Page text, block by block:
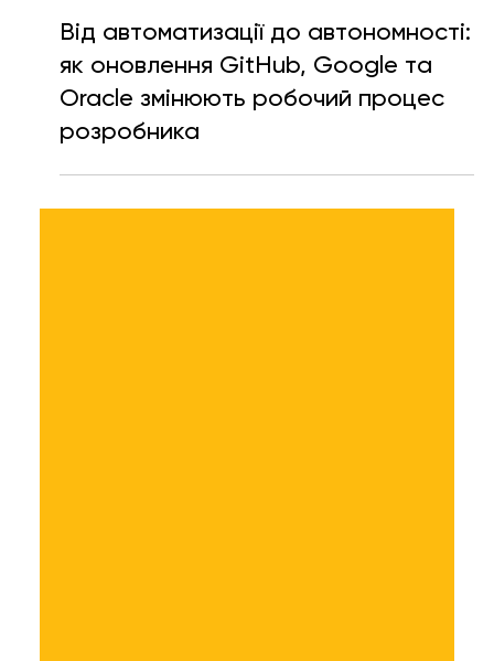
30 бер.
Читати 5 хв
Від автоматизації до автономності:
як оновлення GitHub, Google та
Oracle змінюють робочий процес
розробника